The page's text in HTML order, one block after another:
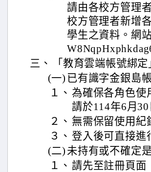
請由各校方管理
校方管理者新增
學生之資料。網
三、
「教育雲端帳號綁定
(一) 已有識字金銀島
１、 為確保各角色使
請於114年6月
２、 無需保留使用紀
３、 登入後可直接進
(二) 未持有或不確定
１、 請先至註冊頁面